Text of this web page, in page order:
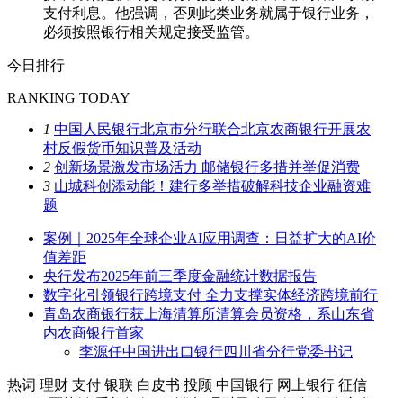
支付利息。他强调，否则此类业务就属于银行业务，
必须按照银行相关规定接受监管。
今日排行
RANKING TODAY
1 中国人民银行北京市分行联合北京农商银行开展农
村反假货币知识普及活动
2 创新场景激发市场活力 邮储银行多措并举促消费
3 山城科创添动能！建行多举措破解科技企业融资难
题
案例｜2025年全球企业AI应用调查：日益扩大的AI价
值差距
央行发布2025年前三季度金融统计数据报告
数字化引领银行跨境支付 全力支撑实体经济跨境前行
青岛农商银行获上海清算所清算会员资格，系山东省
内农商银行首家
李源任中国进出口银行四川省分行党委书记
热词 理财 支付 银联 白皮书 投顾 中国银行 网上银行 征信